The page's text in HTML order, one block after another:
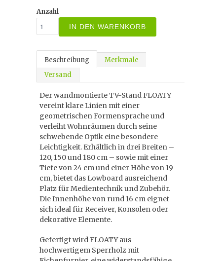
Anzahl
IN DEN WARENKORB
Beschreibung
Merkmale
Versand
Der wandmontierte TV-Stand FLOATY
vereint klare Linien mit einer
geometrischen Formensprache und
verleiht Wohnräumen durch seine
schwebende Optik eine besondere
Leichtigkeit. Erhältlich in drei Breiten –
120, 150 und 180 cm – sowie mit einer
Tiefe von 24 cm und einer Höhe von 19
cm, bietet das Lowboard ausreichend
Platz für Medientechnik und Zubehör.
Die Innenhöhe von rund 16 cm eignet
sich ideal für Receiver, Konsolen oder
dekorative Elemente.
Gefertigt wird FLOATY aus
hochwertigem Sperrholz mit